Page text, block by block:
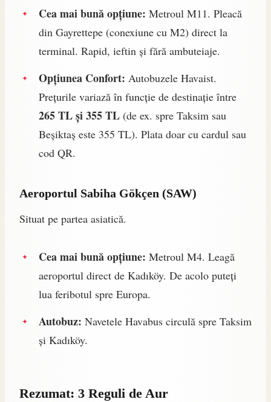
Cea mai bună opțiune: Metroul M11. Pleacă
din Gayrettepe (conexiune cu M2) direct la
terminal. Rapid, ieftin și fără ambuteiaje.
Opțiunea Confort: Autobuzele Havaist.
Prețurile variază în funcție de destinație între
265 TL și 355 TL (de ex. spre Taksim sau
Beșiktaș este 355 TL). Plata doar cu cardul sau
cod QR.
Aeroportul Sabiha Gökçen (SAW)
Situat pe partea asiatică.
Cea mai bună opțiune: Metroul M4. Leagă
aeroportul direct de Kadıköy. De acolo puteți
lua feribotul spre Europa.
Autobuz: Navetele Havabus circulă spre Taksim
și Kadıköy.
Rezumat: 3 Reguli de Aur